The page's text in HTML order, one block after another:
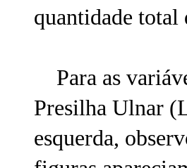
quantidade total
Para as
Presilha Ulnar
esquerda,